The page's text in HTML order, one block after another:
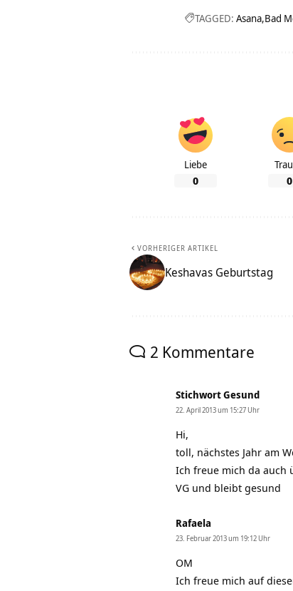
TAGGED: Asana Bad
Liebe
0 0
VORHERIGER ARTIKEL
Keshavas Geburtstag
2 Kommentare
Stichwort Gesund
22. April 2013 um 15:27 Uhr
Hi,
toll, nächstes Jahr am
Ich freue mich da auch
VG und bleibt gesund
Rafaela
23. Februar 2013 um 19:12 Uhr
OM
Ich freue mich auf